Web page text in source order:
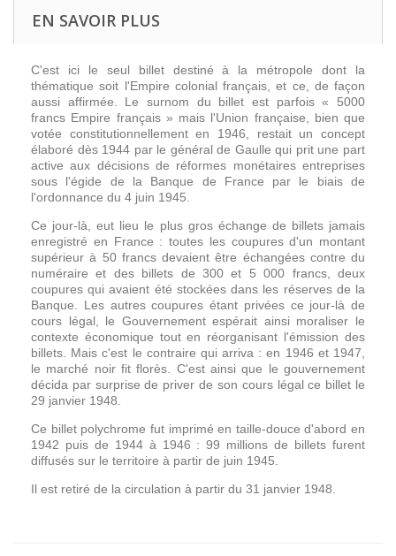
EN SAVOIR PLUS
C'est ici le seul billet destiné à la métropole dont la
thématique soit l'Empire colonial français, et ce, de façon
aussi affirmée. Le surnom du billet est parfois « 5000
francs Empire français » mais l'Union française, bien que
votée constitutionnellement en 1946, restait un concept
élaboré dès 1944 par le général de Gaulle qui prit une part
active aux décisions de réformes monétaires entreprises
sous l'égide de la Banque de France par le biais de
l'ordonnance du 4 juin 1945.
Ce jour-là, eut lieu le plus gros échange de billets jamais
enregistré en France : toutes les coupures d'un montant
supérieur à 50 francs devaient être échangées contre du
numéraire et des billets de 300 et 5 000 francs, deux
coupures qui avaient été stockées dans les réserves de la
Banque. Les autres coupures étant privées ce jour-là de
cours légal, le Gouvernement espérait ainsi moraliser le
contexte économique tout en réorganisant l'émission des
billets. Mais c'est le contraire qui arriva : en 1946 et 1947,
le marché noir fit florès. C'est ainsi que le gouvernement
décida par surprise de priver de son cours légal ce billet le
29 janvier 1948.
Ce billet polychrome fut imprimé en taille-douce d'abord en
1942 puis de 1944 à 1946 : 99 millions de billets furent
diffusés sur le territoire à partir de juin 1945.
Il est retiré de la circulation à partir du 31 janvier 1948.